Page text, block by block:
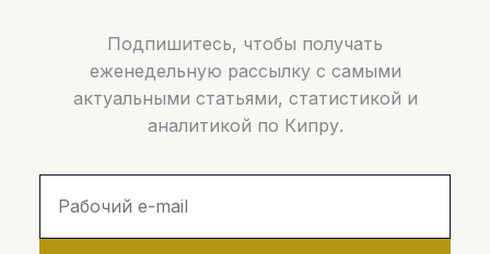
Подпишитесь, чтобы получать
еженедельную рассылку с самыми
актуальными статьями, статистикой и
аналитикой по Кипру.